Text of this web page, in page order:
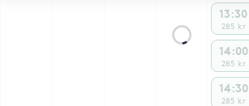
13:30
285 kr
14:00
285 kr
14:30
285 kr